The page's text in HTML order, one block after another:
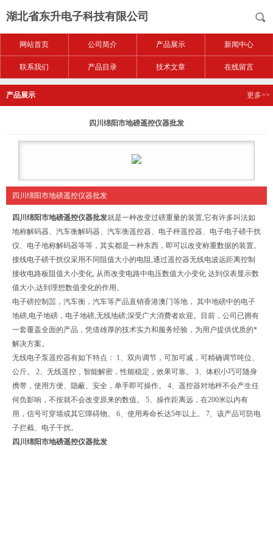
湖北省东升电子科技有限公司
网站首页 公司简介 产品展示 新闻中心
联系我们 产品目录 技术文章 在线留言
产品展示 更多>>
四川绵阳市地磅遥控仪器批发
四川绵阳市地磅遥控仪器批发
四川绵阳市地磅遥控仪器批发就是一种改变过磅重量的装置,它有许多叫法如
地称解码器、汽车衡解码器、汽车衡遥控器、电子秤遥控器、电子电子磅干扰
仪、电子地称解码器等等，其实都是一种东西，即可以改变称重数据的装置。
接线电子磅干扰仪采用不同阻值大小的电阻,通过遥控器无线电波远距离控制
接收电路板阻值大小变化, 从而改变电路中电压数值大小变化 达到仪表显示数
值大小,达到理想数值变化的作用。
电子磅控制噐，汽车衡，汽车等产品直销香港澳门等地， 其中地磅中的电子
地磅,电子地磅，电子地磅,无线地磅;深受广大消费者欢迎。目前，公司已拥有
一套覆盖全面的产品，凭借雄厚的技术实力和服务经验，为用户提供优质的*
解决方案。
无线电子泵遥控器有如下特点： 1、双向调节，可加可减，可精确调节吨位、
公斤。 2、无线遥控，智能解密，性能稳定，效果可靠。 3、体积小巧可随身
携带，使用方便、隐蔽、安全，单手即可操作。 4、遥控器对地秤不会产生任
何负影响，不按就不会改变原来的数值。 5、操作距离远，在200米以内有
用，信号可穿墙或其它障碍物。 6、使用寿命长达5年以上。 7、该产品可防电
子拦截、电子干扰。
四川绵阳市地磅遥控仪器批发